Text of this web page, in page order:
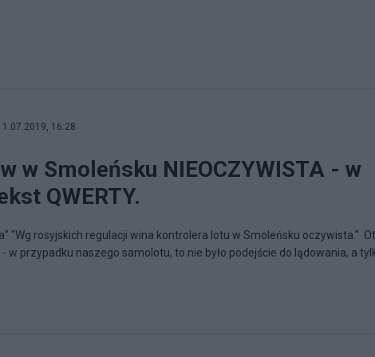
1.07.2019, 16:28
w Smoleńsku NIEOCZYWISTA - w
QWERTY.
"Wg rosyjskich regulacji wina kontrolera lotu w Smoleńsku oczywista."
przypadku naszego samolotu, to nie było podejście do lądowania, a